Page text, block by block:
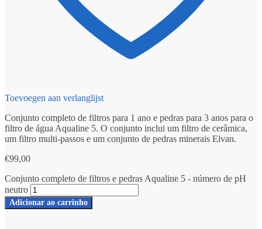
Toevoegen aan verlanglijst
Conjunto completo de filtros para 1 ano e pedras para 3 anos para o
filtro de água Aqualine 5. O conjunto inclui um filtro de cerâmica,
um filtro multi-passos e um conjunto de pedras minerais Elvan.
€99,00
Conjunto completo de filtros e pedras Aqualine 5 - número de pH
neutro
Adicionar ao carrinho